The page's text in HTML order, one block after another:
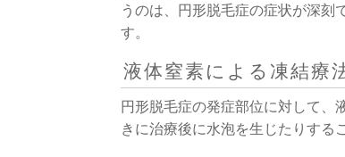
うのは、円形脱毛症の症状が深刻
す。
液体窒素による凍結療
円形脱毛症の発症部位に対して、
きに治療後に水泡を生じたりする